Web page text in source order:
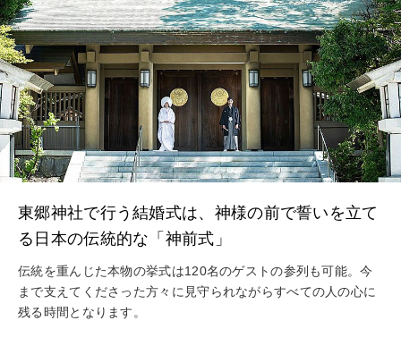
東郷神社で行う結婚式は、神様の前で誓いを立て
る日本の伝統的な「神前式」
伝統を重んじた本物の挙式は120名のゲストの参列も可能。今
まで支えてくださった方々に見守られながらすべての人の心に
残る時間となります。